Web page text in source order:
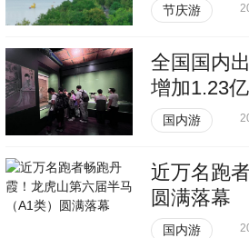
节庆游
全国国内
增加1.23
国内游
近万名跑
圆满落幕
国内游